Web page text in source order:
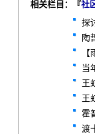
相关栏目：『社
探
陶
当
王
王
霍
渡